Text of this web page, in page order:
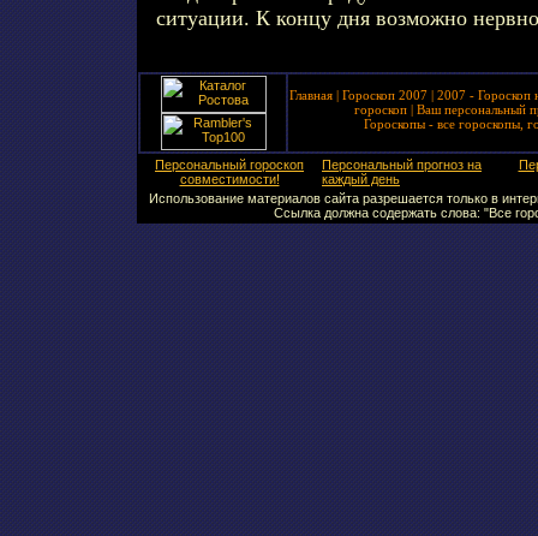
ситуации. К концу дня возможно
Главная | Гороскоп 2007 | 2007 - Гороскоп
гороскоп| Ваш персональный
Гороскопы - все гороскопы,
Персональный гороскоп
совместимости!
Персональный прогноз на
каждый день
Использование материалов сайта разрешается только в
Ссылка должна содержать слова: "Все